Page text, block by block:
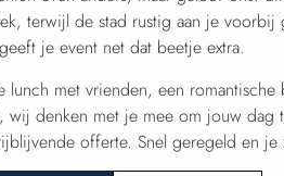
terwijl de stad rustig aan je
je event net dat beetje extra.
met vrienden, een
wij denken met je mee om jouw dag
offerte. Snel geregeld en je